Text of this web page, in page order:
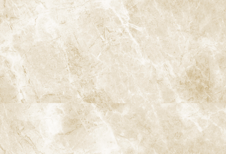
5. クリンチェックについて
クリンチェックは、iTeroを使用して得られたデジタルデータをも